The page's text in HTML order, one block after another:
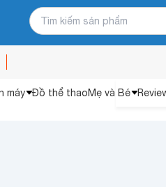
máy Đồ thể thaoMẹ và Bé